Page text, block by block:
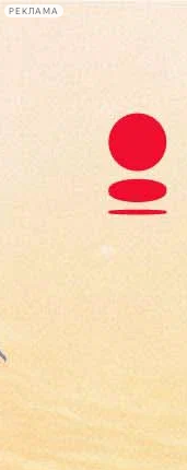
РЕКЛАМА
Сегодня:
2026.08.09
13:08
Афиша Plus